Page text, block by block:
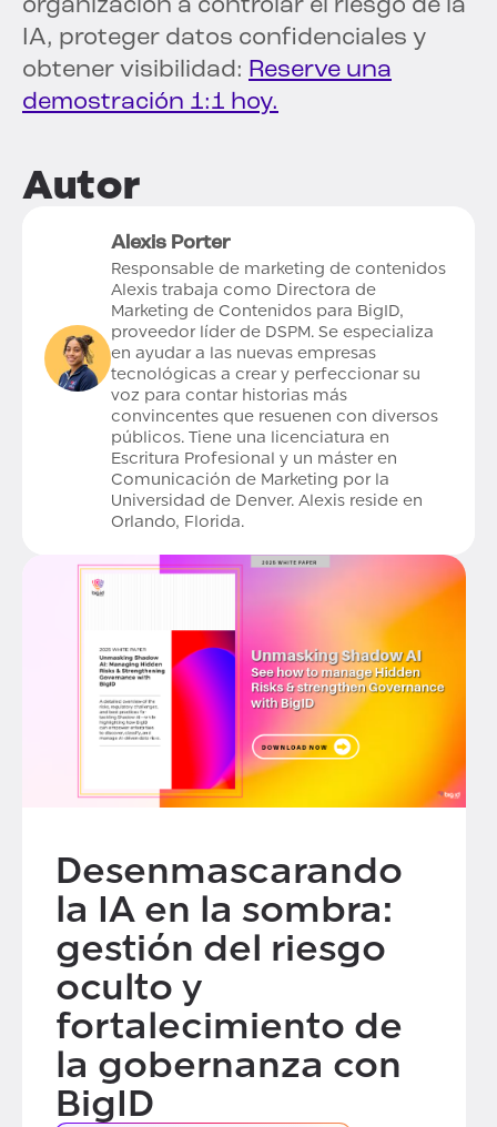
organización a controlar el riesgo de la
IA, proteger datos confidenciales y
obtener visibilidad: Reserve una
demostración 1:1 hoy.
Autor
Alexis Porter
Responsable de marketing de contenidos
Alexis trabaja como Directora de
Marketing de Contenidos para BigID,
proveedor líder de DSPM. Se especializa
en ayudar a las nuevas empresas
tecnológicas a crear y perfeccionar su
voz para contar historias más
convincentes que resuenen con diversos
públicos. Tiene una licenciatura en
Escritura Profesional y un máster en
Comunicación de Marketing por la
Universidad de Denver. Alexis reside en
Orlando, Florida.
Desenmascarando
la IA en la sombra:
gestión del riesgo
oculto y
fortalecimiento de
la gobernanza con
BigID